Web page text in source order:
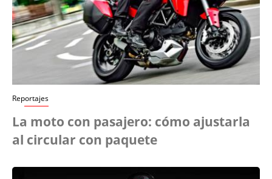
Reportajes
La moto con pasajero: cómo ajustarla
al circular con paquete